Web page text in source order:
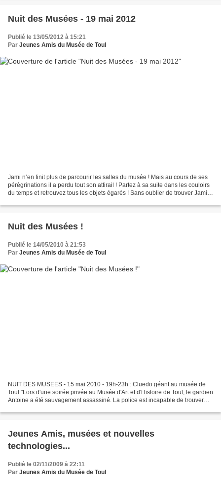
Nuit des Musées - 19 mai 2012
Publié le 13/05/2012 à 15:21
Par Jeunes Amis du Musée de Toul
Jami n’en finit plus de parcourir les salles du musée ! Mais au cours de ses
pérégrinations il a perdu tout son attirail ! Partez à sa suite dans les couloirs
du temps et retrouvez tous les objets égarés ! Sans oublier de trouver Jami
Nuit des Musées !
Publié le 14/05/2010 à 21:53
Par Jeunes Amis du Musée de Toul
NUIT DES MUSEES - 15 mai 2010 - 19h-23h : Cluedo géant au musée de
Toul "Lors d'une soirée privée au Musée d'Art et d'Histoire de Toul, le gardien
Antoine a été sauvagement assassiné. La police est incapable de trouver
Jeunes Amis, musées et nouvelles
technologies...
Publié le 02/11/2009 à 22:11
Par Jeunes Amis du Musée de Toul